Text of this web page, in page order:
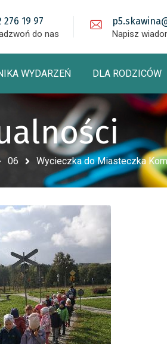
276 19 97
do nas Napisz
WYDARZEŃ DLA RODZICÓW
06 Wycieczka do Miasteczka